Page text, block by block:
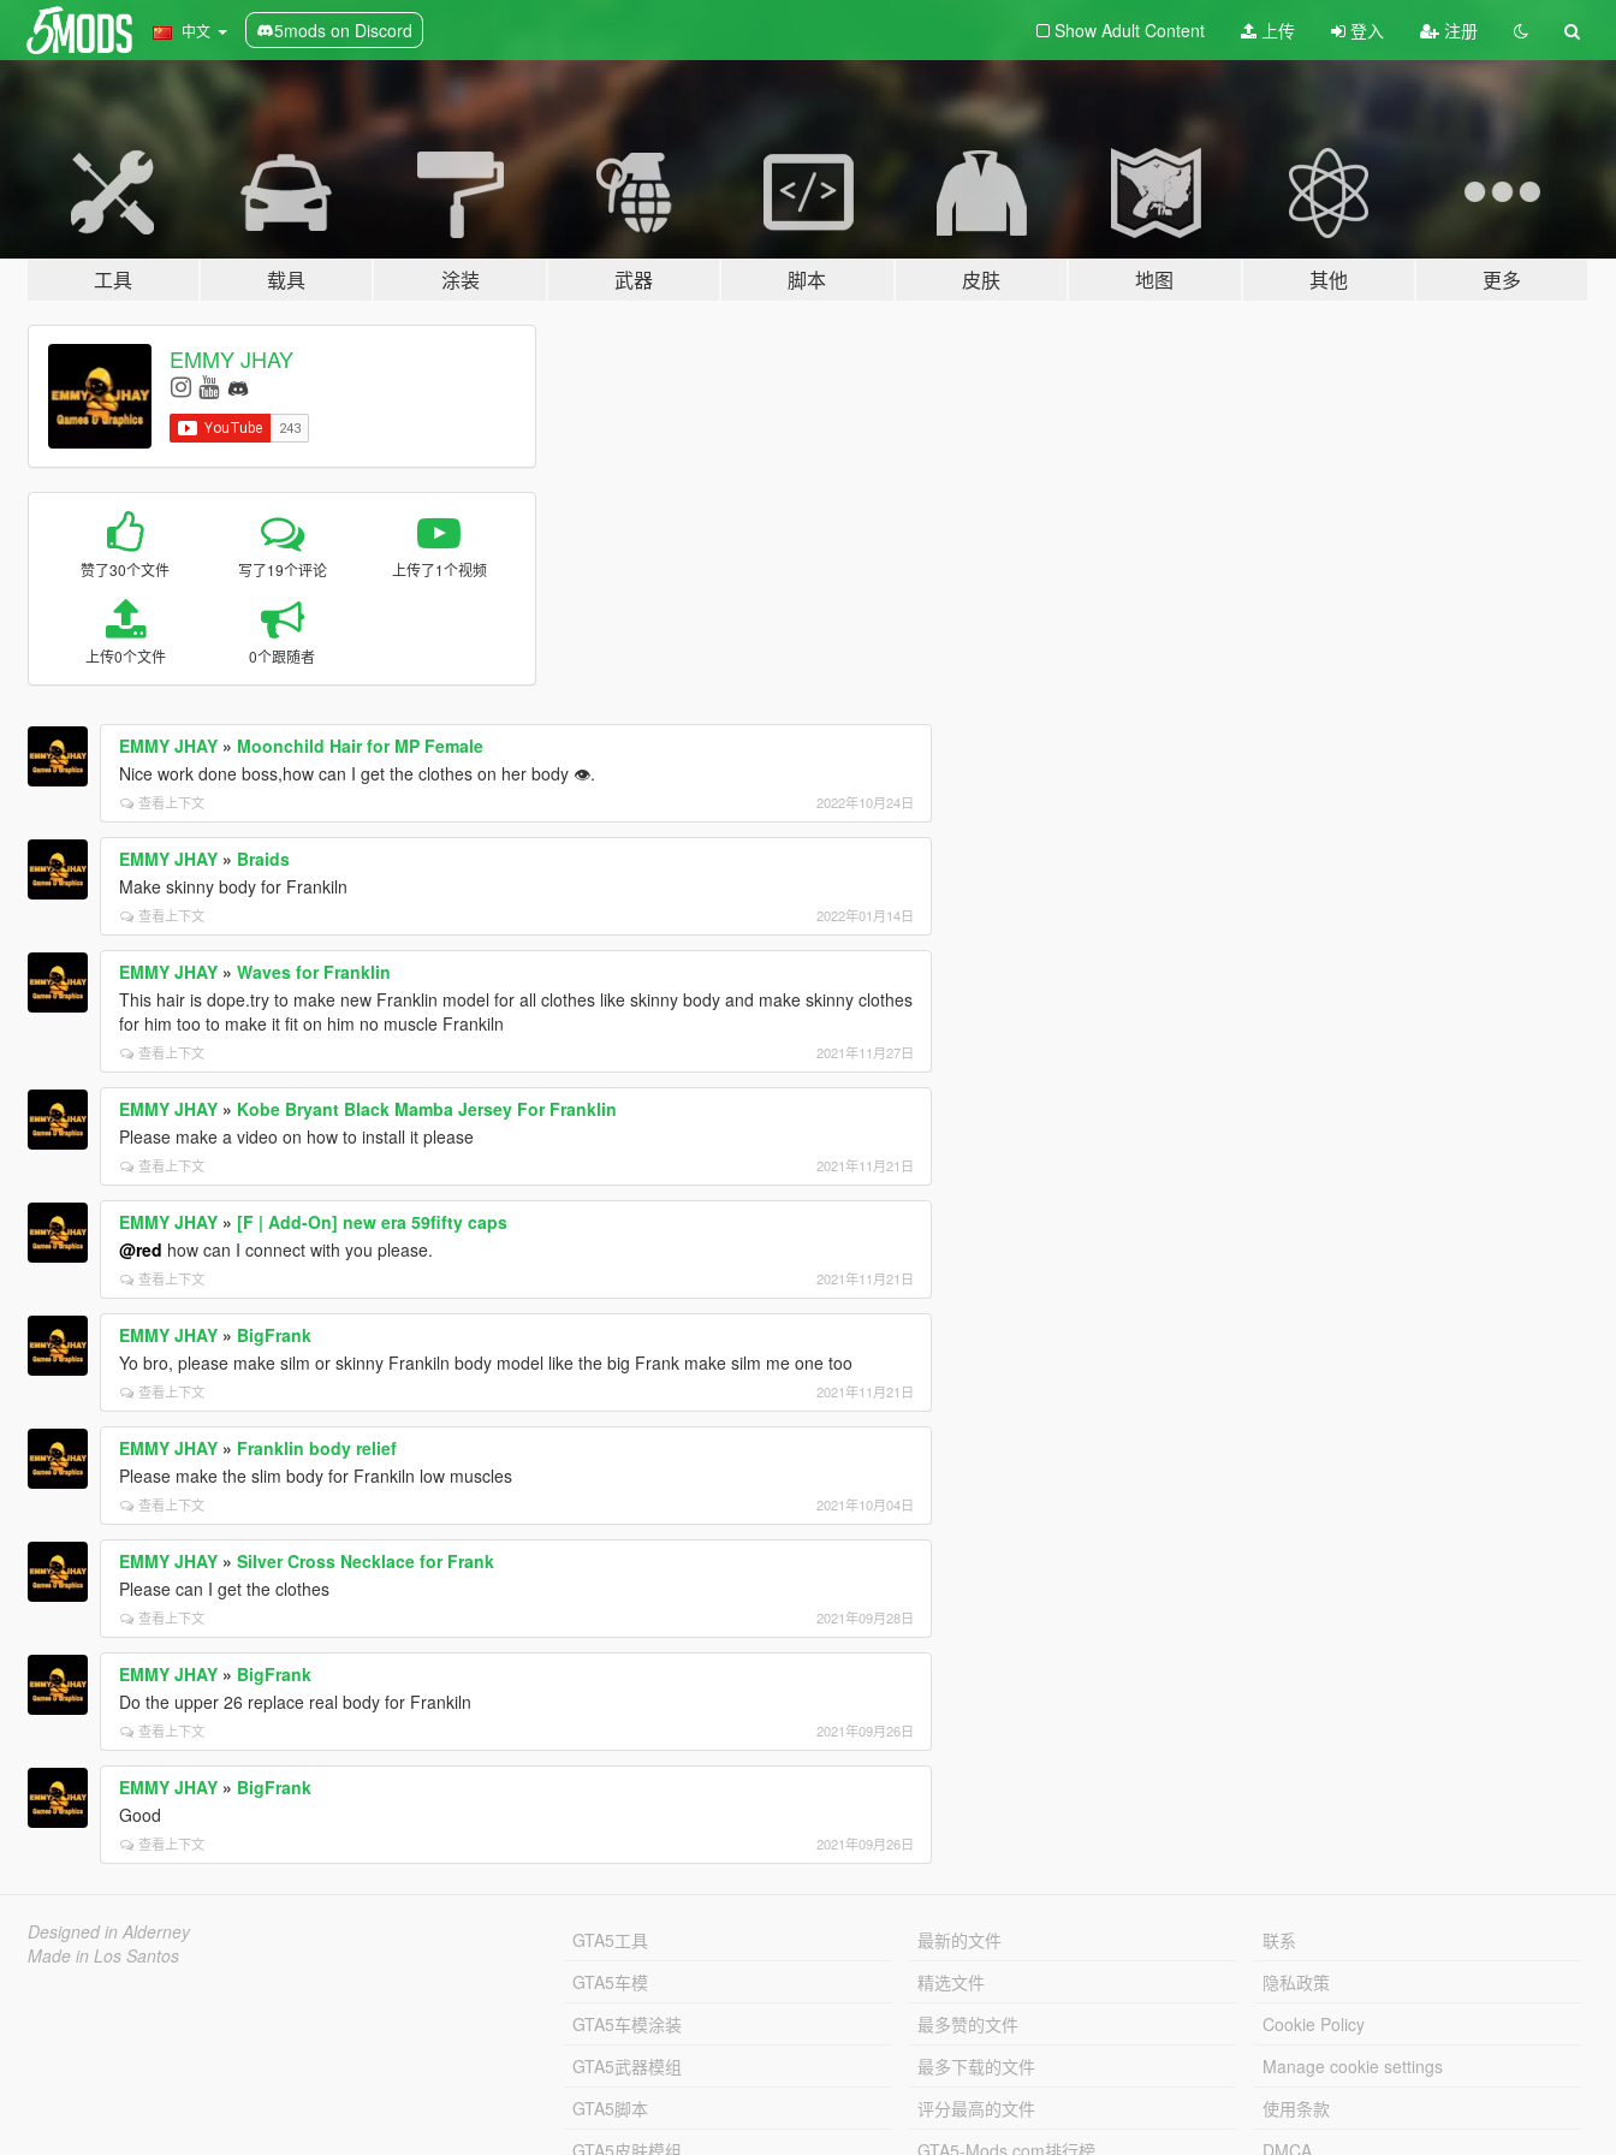
中文 5mods on Discord Show Adult Content 上传 登入 注册
工具 载具 涂装 武器 脚本 皮肤 地图 其他 更多
EMMY JHAY
赞了30个文件 写了19个评论 上传了1个视频
上传0个文件 0个跟随者
EMMY JHAY» Moonchild Hair for MP Female
Nice work done boss,how can I get the clothes on her body 👁️.
查看上下文 2022年10月24日
EMMY JHAY» Braids
Make skinny body for Frankiln
查看上下文 2022年01月14日
EMMY JHAY» Waves for Franklin
This hair is dope.try to make new Franklin model for all clothes like skinny body and make skinny clothes
for him too to make it fit on him no muscle Frankiln
查看上下文 2021年11月27日
EMMY JHAY» Kobe Bryant Black Mamba Jersey For Franklin
Please make a video on how to install it please
查看上下文 2021年11月21日
EMMY JHAY» [F | Add-On] new era 59fifty caps
@red how can I connect with you please.
查看上下文 2021年11月21日
EMMY JHAY» BigFrank
Yo bro, please make silm or skinny Frankiln body model like the big Frank make silm me one too
查看上下文 2021年11月21日
EMMY JHAY» Franklin body relief
Please make the slim body for Frankiln low muscles
查看上下文 2021年10月04日
EMMY JHAY» Silver Cross Necklace for Frank
Please can I get the clothes
查看上下文 2021年09月28日
EMMY JHAY» BigFrank
Do the upper 26 replace real body for Frankiln
查看上下文 2021年09月26日
EMMY JHAY» BigFrank
Good
查看上下文 2021年09月26日
Designed in Alderney
Made in Los Santos
GTA5工具
GTA5车模
GTA5车模涂装
GTA5武器模组
GTA5脚本
GTA5皮肤模组
最新的文件
精选文件
最多赞的文件
最多下载的文件
评分最高的文件
GTA5-Mods.com排行榜
联系
隐私政策
Cookie Policy
Manage cookie settings
使用条款
DMCA